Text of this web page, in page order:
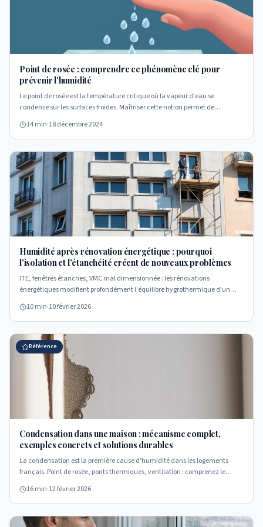
Point de rosée : comprendre ce phénomène clé pour
prévenir l'humidité
Le point de rosée est la température critique où la vapeur d'eau se
condense sur les surfaces froides. Maîtriser cette notion permet de
14 min·18 décembre 2024
Humidité après rénovation énergétique : pourquoi
l'isolation et l'étanchéité créent de nouveaux problèmes
ITE, fenêtres étanches, VMC mal dimensionnée : les rénovations
énergétiques modifient profondément l'équilibre hygrothermique d'un
10 min·10 février 2026
Référence
Condensation dans une maison : mécanisme complet,
exemples concrets et solutions durables
La condensation est la première cause d'humidité dans les logements
français. Point de rosée, ponts thermiques, ventilation : comprenez le
16 min·12 février 2026